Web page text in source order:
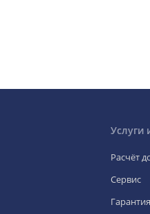
Услуги
Расчёт
Сервис
Гарантия